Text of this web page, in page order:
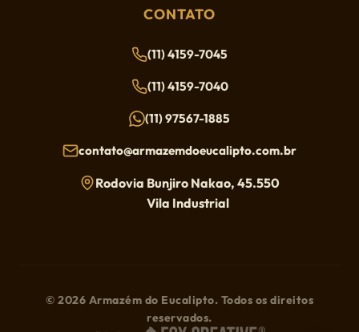
CONTATO
(11) 4159-7045
(11) 4159-7040
(11) 97567-1885
contato@armazemdoeucalipto.com.br
Rodovia Bunjiro Nakao, 45.550
Vila Industrial
© 2026 Armazém do Eucalipto. Todos os direitos
reservados.